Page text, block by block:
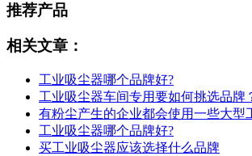
推荐产品
相关文章：
工业吸尘器哪个品牌好?
工业吸尘器车间专用要如何挑选品牌
有粉尘产生的企业都会使用一些大型
工业吸尘器哪个品牌好?
买工业吸尘器应该选择什么品牌